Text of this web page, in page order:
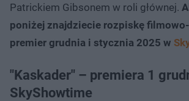
Patrickiem Gibsonem w roli głównej.
poniżej znajdziecie rozpiskę
premier grudnia i stycznia 2025 w
"Kaskader" – premiera 1
SkyShowtime